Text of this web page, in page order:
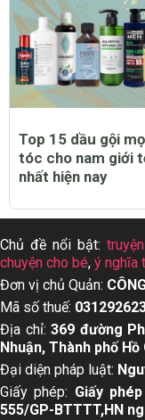
Top 15 dầu gội
tóc cho nam giới
nhất hiện nay
Chủ đề nổi bật:
chuyện cho bé, ý nghĩa
Đơn vị chủ Quản:
Mã số thuế:
Địa chỉ:369 đường
Nhuận, Thành phố Hồ
Đại diện pháp luật:
Giấy phép: Giấy
555/GP-BTTTT,HN